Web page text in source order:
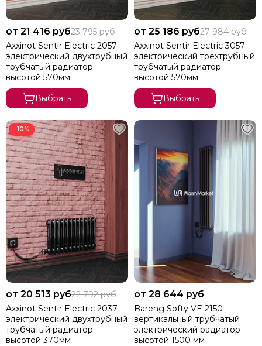
от 21 416 руб23 795 руб
Axxinot Sentir Electric 2057 -
электрический двухтрубный
трубчатый радиатор
высотой 570мм
Выбрать
от 25 186 руб27 984 руб
Axxinot Sentir Electric 3057 -
электрический трехтрубный
трубчатый радиатор
высотой 570мм
Выбрать
−10%
от 20 513 руб22 792 руб
Axxinot Sentir Electric 2037 -
электрический двухтрубный
трубчатый радиатор
высотой 370мм
от 28 644 руб
Bareng Softy VE 2150 -
вертикальный трубчатый
электрический радиатор
высотой 1500 мм